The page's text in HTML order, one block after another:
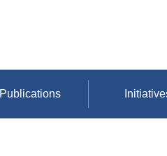
Publications